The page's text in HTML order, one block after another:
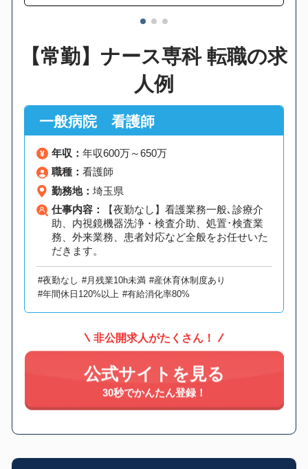
【常勤】ナース専科 転職の求
人例
一般病院 看護師
年収： 年収600万～650万
職種： 看護師
勤務地： 埼玉県
仕事内容：
【夜勤なし】看護業務一般､診療介
助、内視鏡機器洗浄・検査介助、処置･検査業
務、外来業務、患者対応など全般をお任せいた
だきます。
#夜勤なし #月残業10h未満 #産休育休制度あり
#年間休日120%以上 #有給消化率80%
非公開求人がたくさん！
公式サイトを見る
30秒でかんたん登録！